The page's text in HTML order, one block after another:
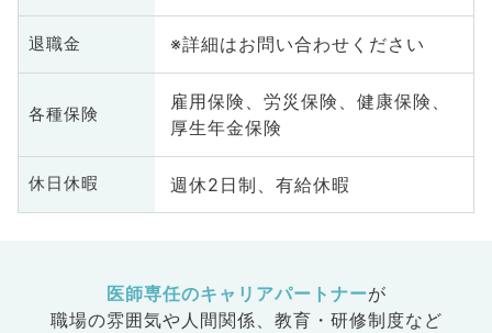
退職金 ※詳細はお問い合わせください
各種保険
雇用保険、労災保険、健康保険、
厚生年金保険
休日休暇 週休2日制、有給休暇
医師専任のキャリアパートナーが
職場の雰囲気や人間関係、 教育・研修制度など